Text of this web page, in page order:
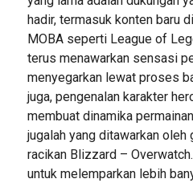
hadir, termasuk konten baru
MOBA seperti League of
terus menawarkan sensasi
menyegarkan lewat proses
juga, pengenalan karakter
membuat dinamika
jugalah yang ditawarkan
racikan Blizzard –
untuk melemparkan lebih